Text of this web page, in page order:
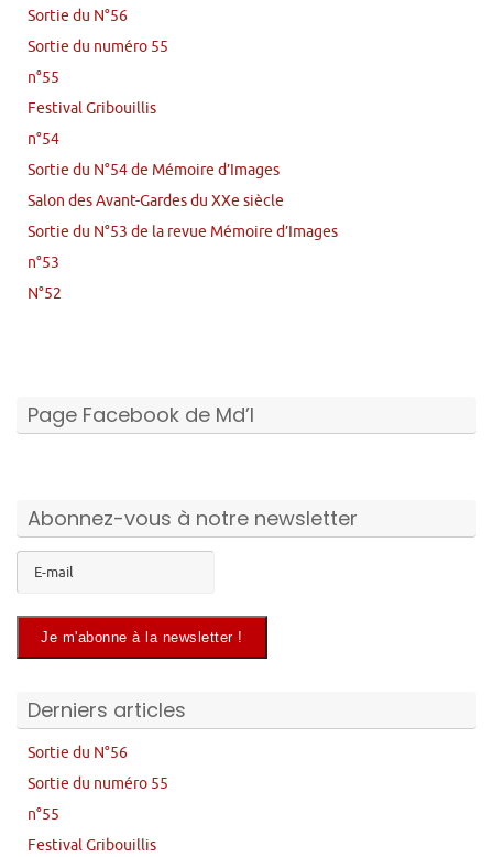
Sortie du N°56
Sortie du numéro 55
n°55
Festival Gribouillis
n°54
Sortie du N°54 de Mémoire d’Images
Salon des Avant-Gardes du XXe siècle
Sortie du N°53 de la revue Mémoire d’Images
n°53
N°52
Page Facebook de Md’I
Abonnez-vous à notre newsletter
Derniers articles
Sortie du N°56
Sortie du numéro 55
n°55
Festival Gribouillis